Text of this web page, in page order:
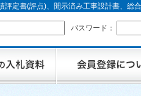
定書(評点)、開示済み工事設計書、総
パスワード：